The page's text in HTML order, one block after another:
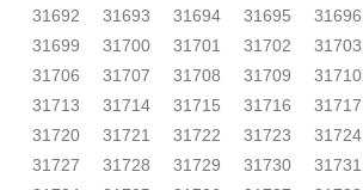
31692
31693 31694 31695 31696
31699
31700 31701 31702 31703
31706
31707 31708 31709 31710
31713
31714 31715 31716 31717
31720
31721 31722 31723 31724
31727
31728 31729 31730 31731